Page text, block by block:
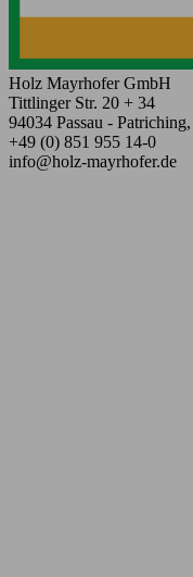
Holz Mayrhofer GmbH
Tittlinger Str. 20 + 34
94034 Passau -
+49 (0) 851 955 14-0
info@holz-mayrhofer.de